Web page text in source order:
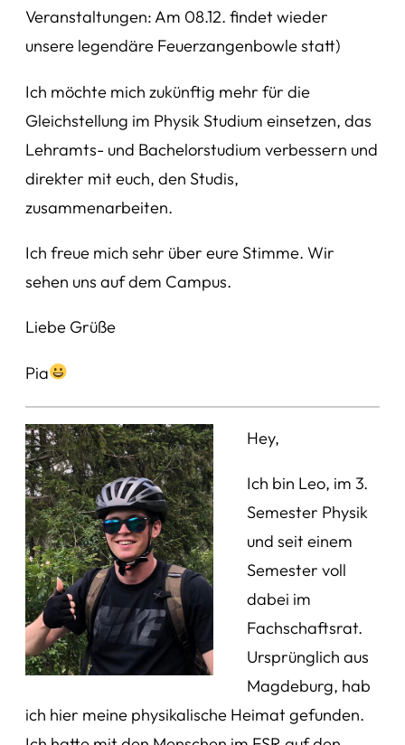
Veranstaltungen: Am 08.12. findet wieder
unsere legendäre Feuerzangenbowle statt)
Ich möchte mich zukünftig mehr für die
Gleichstellung im Physik Studium einsetzen, das
Lehramts- und Bachelorstudium verbessern und
direkter mit euch, den Studis,
zusammenarbeiten.
Ich freue mich sehr über eure Stimme. Wir
sehen uns auf dem Campus.
Liebe Grüße
Pia
Hey,
Ich bin Leo, im 3.
Semester Physik
und seit einem
Semester voll
dabei im
Fachschaftsrat.
Ursprünglich aus
Magdeburg, hab
ich hier meine physikalische Heimat gefunden.